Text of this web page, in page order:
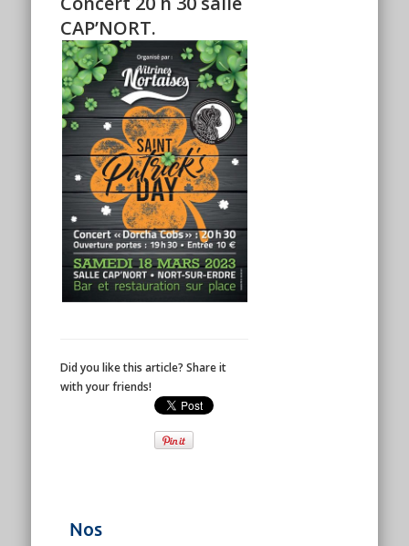
CAP’NORT.
Did you like this article? Share it
with your friends!
Nos